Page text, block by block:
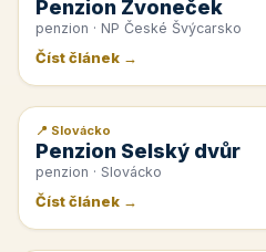
Penzion Zvoneček
penzion · NP České Švýcarsko
Číst článek →
📰 PR článek
📍 Slovácko
Penzion Selský dvůr
penzion · Slovácko
Číst článek →